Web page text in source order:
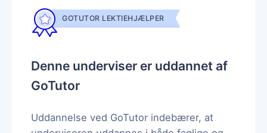
GOTUTOR LEKTIEHJÆLPER
Denne underviser er uddannet af
GoTutor
Uddannelse ved GoTutor indebærer, at